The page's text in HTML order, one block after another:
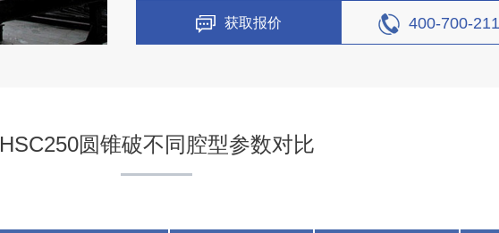
获取报价 400-700-
HSC250圆锥破不同腔型参数对比